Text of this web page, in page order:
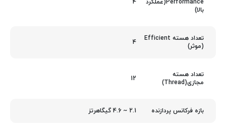
Performance(عملکرد
بالا)
4
تعداد هسته Efficient
(موثر)
4
تعداد هسته
مجازی(Thread)
12
بازه فرکانس پردازنده 2.1 ~ 4.6 گیگاهرتز